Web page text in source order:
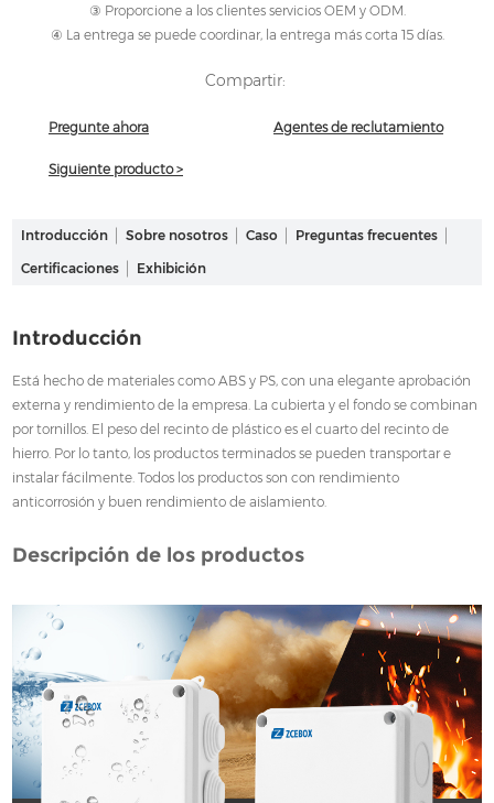
③ Proporcione a los clientes servicios OEM y ODM.
④ La entrega se puede coordinar, la entrega más corta 15 días.
Compartir:
Pregunte ahora Agentes de reclutamiento
Siguiente producto >
Introducción Sobre nosotros Caso
Preguntas frecuentes
Certificaciones
Exhibición
Introducción
Está hecho de materiales como ABS y PS, con una elegante aprobación
externa y rendimiento de la empresa. La cubierta y el fondo se combinan
por tornillos. El peso del recinto de plástico es el cuarto del recinto de
hierro. Por lo tanto, los productos terminados se pueden transportar e
instalar fácilmente. Todos los productos son con rendimiento
anticorrosión y buen rendimiento de aislamiento.
Descripción de los productos